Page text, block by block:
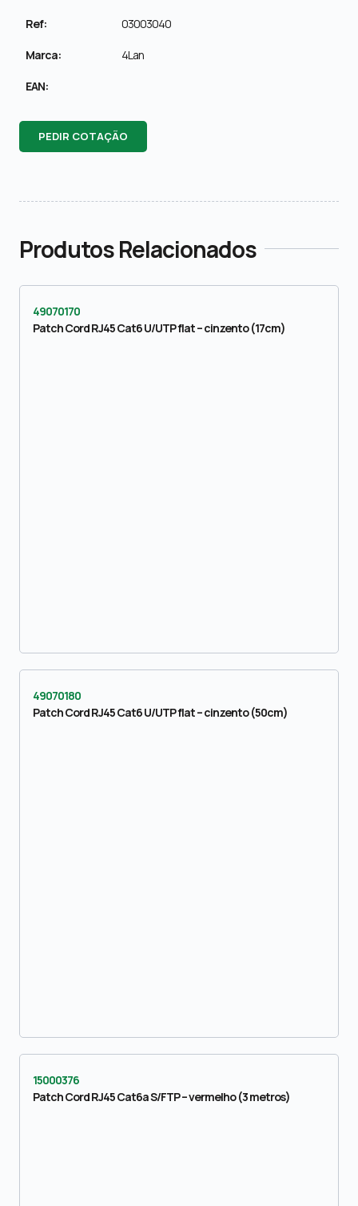
Ref: 03003040
Marca: 4Lan
EAN:
PEDIR COTAÇÃO
Produtos Relacionados
49070170
Patch Cord RJ45 Cat6 U/UTP flat – cinzento (17cm)
49070180
Patch Cord RJ45 Cat6 U/UTP flat – cinzento (50cm)
15000376
Patch Cord RJ45 Cat6a S/FTP – vermelho (3 metros)